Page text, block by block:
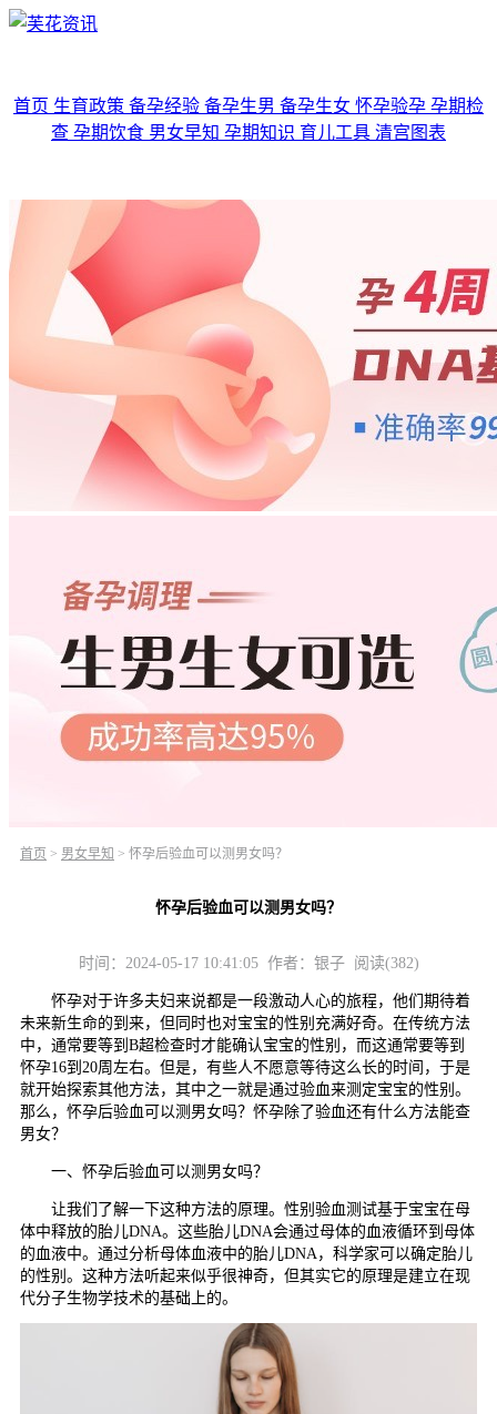
首页 生育政策 备孕经验 备孕生男 备孕生女 怀孕验孕 孕期检
查 孕期饮食 男女早知 孕期知识 育儿工具 清宫图表
首页 > 男女早知 > 怀孕后验血可以测男女吗？
怀孕后验血可以测男女吗？
时间：2024-05-17 10:41:05 作者：银子 阅读(382)
怀孕对于许多夫妇来说都是一段激动人心的旅程，他们期待着
未来新生命的到来，但同时也对宝宝的性别充满好奇。在传统方法
中，通常要等到B超检查时才能确认宝宝的性别，而这通常要等到
怀孕16到20周左右。但是，有些人不愿意等待这么长的时间，于是
就开始探索其他方法，其中之一就是通过验血来测定宝宝的性别。
那么，怀孕后验血可以测男女吗？怀孕除了验血还有什么方法能查
男女？
一、怀孕后验血可以测男女吗？
让我们了解一下这种方法的原理。性别验血测试基于宝宝在母
体中释放的胎儿DNA。这些胎儿DNA会通过母体的血液循环到母体
的血液中。通过分析母体血液中的胎儿DNA，科学家可以确定胎儿
的性别。这种方法听起来似乎很神奇，但其实它的原理是建立在现
代分子生物学技术的基础上的。